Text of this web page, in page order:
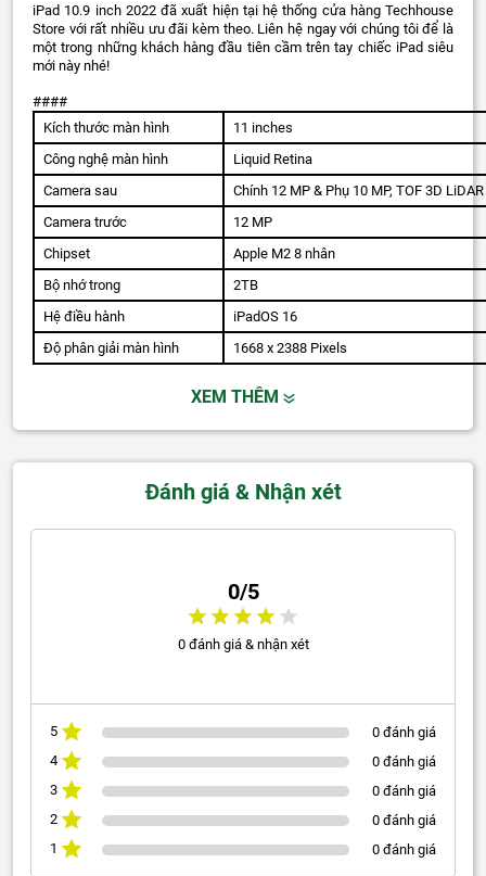
iPad 10.9 inch 2022 đã xuất hiện tại hệ thống cửa hàng Techhouse
Store với rất nhiều ưu đãi kèm theo. Liên hệ ngay với chúng tôi để là
một trong những khách hàng đầu tiên cầm trên tay chiếc iPad siêu
mới này nhé!
####
Kích thước màn hình
11 inches
Công nghệ màn hình
Liquid Retina
Camera sau
Chính 12 MP & Phụ 10 MP, TOF 3D LiDAR
Camera trước
12 MP
Chipset
Apple M2 8 nhân
Bộ nhớ trong
2TB
Hệ điều hành
iPadOS 16
Độ phân giải màn hình
1668 x 2388 Pixels
XEM THÊM
Đánh giá & Nhận xét
0/5
0 đánh giá & nhận xét
5
0 đánh giá
4
0 đánh giá
3
0 đánh giá
2
0 đánh giá
1
0 đánh giá